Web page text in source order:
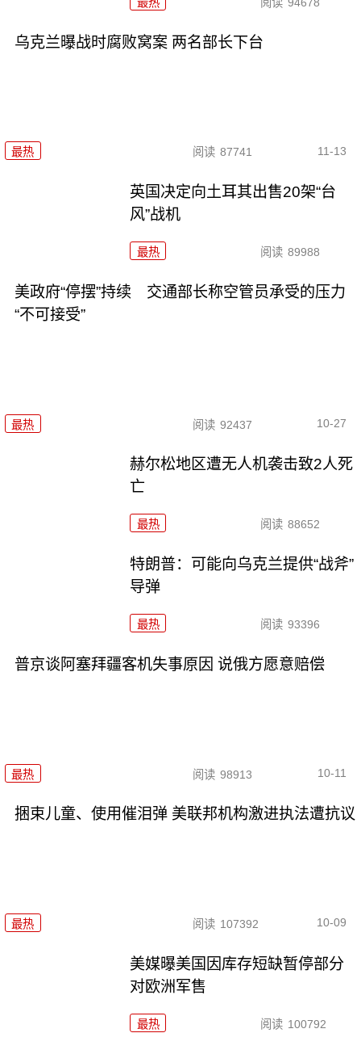
乌克兰曝战时腐败窝案 两名部长下台
最热 阅读 87741 11-13
英国决定向土耳其出售20架“台
风”战机
最热 阅读 89988
美政府“停摆”持续 交通部长称空管员承受的压力
“不可接受”
最热 阅读 92437 10-27
赫尔松地区遭无人机袭击致2人死
亡
最热 阅读 88652
特朗普：可能向乌克兰提供“战斧”
导弹
最热 阅读 93396
普京谈阿塞拜疆客机失事原因 说俄方愿意赔偿
最热 阅读 98913 10-11
捆束儿童、使用催泪弹 美联邦机构激进执法遭抗议
最热 阅读 107392 10-09
美媒曝美国因库存短缺暂停部分
对欧洲军售
最热 阅读 100792